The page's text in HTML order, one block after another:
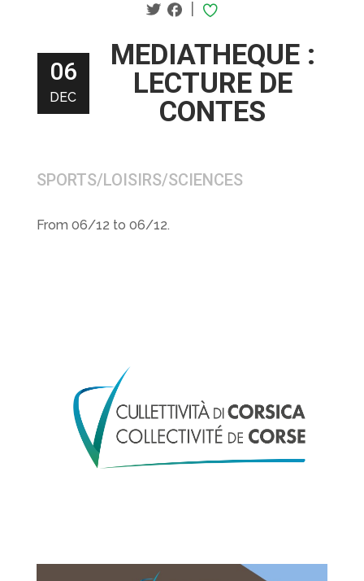
|
06
DEC
MEDIATHEQUE :
LECTURE DE
CONTES
SPORTS/LOISIRS/SCIENCES
From 06/12 to 06/12.